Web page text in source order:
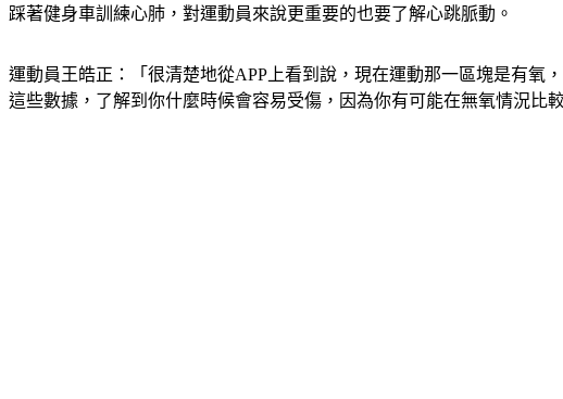
踩著健身車訓練心肺，對運動員來說更重要的也要了解心跳脈動。
運動員王皓正：「很清楚地從APP上看到說，現在運動那一區塊是有
這些數據，了解到你什麼時候會容易受傷，因為你有可能在無氧情況比